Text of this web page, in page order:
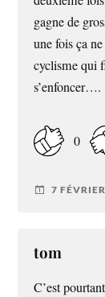
gagne de
une fois ça
cyclisme qui
s’enfoncer….
0
7
tom
C’est